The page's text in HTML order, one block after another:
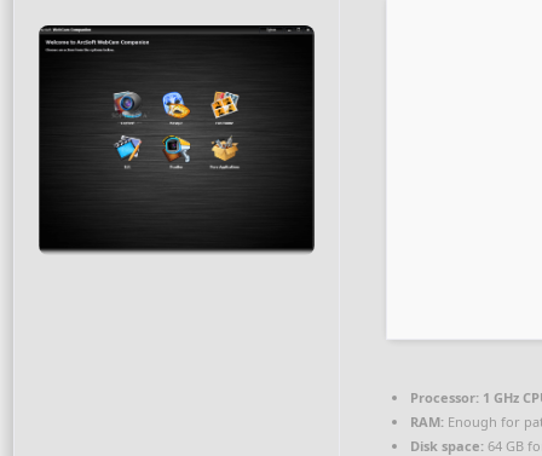
Processor: 1 GHz
RAM: Enough for
Disk space: 64 GB